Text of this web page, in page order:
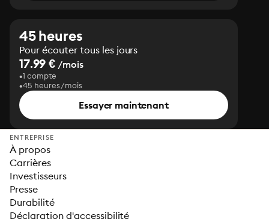
45 heures
Pour écouter tous les jours
17.99 € /mois
1 compte
45 heures/mois
Essayer maintenant
ENTREPRISE
À propos
Carrières
Investisseurs
Presse
Durabilité
Déclaration d'accessibilité